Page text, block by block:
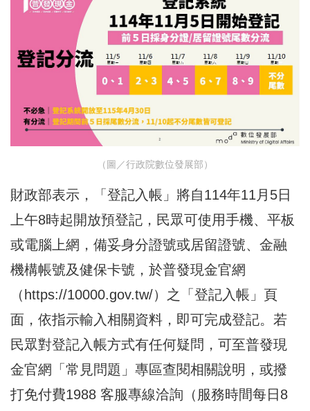
（圖／行政院數位發展部）
財政部表示，「登記入帳」將自114年11月5日
上午8時起開放預登記，民眾可使用手機、平板
或電腦上網，備妥身分證號或居留證號、金融
機構帳號及健保卡號，於普發現金官網
（ https://10000.gov.tw/）之「登記入帳」頁
面，依指示輸入相關資料，即可完成登記。若
民眾對登記入帳方式有任何疑問，可至普發現
金官網「常見問題」專區查閱相關說明，或撥
打免付費1988 客服專線洽詢（服務時間每日8